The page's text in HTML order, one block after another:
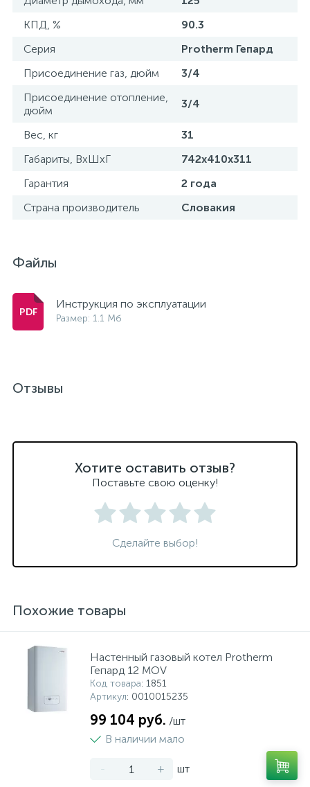
КПД, %
90.3
Серия
Protherm Гепард
Присоединение газ, дюйм
3/4
Присоединение отопление,
дюйм
3/4
Вес, кг
31
Габариты, ВхШхГ
742x410x311
Гарантия
2 года
Страна производитель
Словакия
Файлы
Инструкция по эксплуатации
Размер: 1.1 Мб
Отзывы
Хотите оставить отзыв?
Поставьте свою оценку!
Сделайте выбор!
Похожие товары
Настенный газовый котел Protherm
Гепард 12 MOV
Код товара: 1851
Артикул: 0010015235
99 104 руб. /шт
В наличии мало
- + шт